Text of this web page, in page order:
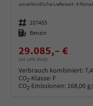
unverbindliche Lieferzeit: 4
Fahrzeugnummer 207455
Kraftstoff Benzin
29.085,– €
incl. 19% MwSt.
Verbrauch kombiniert:
CO2-Klasse: F
CO2-Emissionen: 168,00